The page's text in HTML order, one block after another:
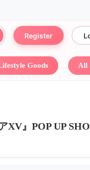
Register
Goods All
XV』POP UP